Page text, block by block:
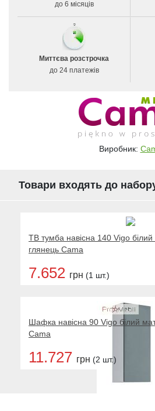
до 6 місяців
Миттєва розстрочка
до 24 платежів
Виробник:
Товари входять до
ТВ тумба навісна 140 Vigo білий
глянець Cama
7.652 грн (1 шт.)
Шафка навісна 90 Vigo білий
Cama
11.727 грн (2 шт.)